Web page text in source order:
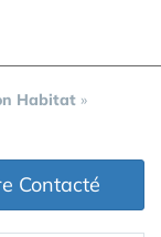
Habitat »
Contacté